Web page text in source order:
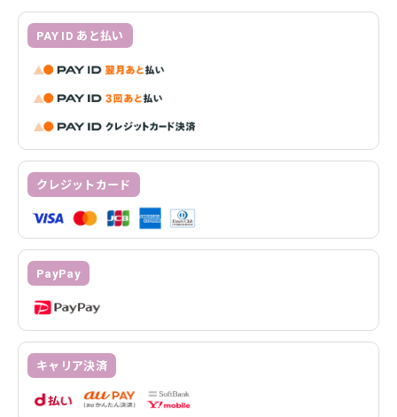
PAY ID あと払い
クレジットカード
PayPay
キャリア決済